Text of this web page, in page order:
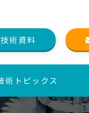
術資料
術トピックス